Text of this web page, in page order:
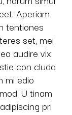
Aperiam
tentiones
set, mei
audire vix
con cluda
mi edio
U tinam
pri